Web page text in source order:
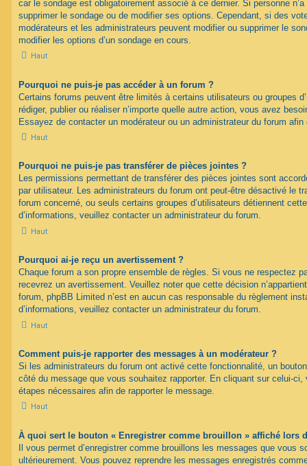
car le sondage est obligatoirement associé à ce dernier. Si personne
supprimer le sondage ou de modifier ses options. Cependant, si des
modérateurs et les administrateurs peuvent modifier ou supprimer le
modifier les options d’un sondage en cours.
Haut
Pourquoi ne puis-je pas accéder à un forum ?
Certains forums peuvent être limités à certains utilisateurs ou groupes
rédiger, publier ou réaliser n’importe quelle autre action, vous avez
Essayez de contacter un modérateur ou un administrateur du forum
Haut
Pourquoi ne puis-je pas transférer de pièces jointes ?
Les permissions permettant de transférer des pièces jointes sont
par utilisateur. Les administrateurs du forum ont peut-être désactivé le
forum concerné, ou seuls certains groupes d’utilisateurs détiennent
d’informations, veuillez contacter un administrateur du forum.
Haut
Pourquoi ai-je reçu un avertissement ?
Chaque forum a son propre ensemble de règles. Si vous ne respectez
recevrez un avertissement. Veuillez noter que cette décision
forum, phpBB Limited n’est en aucun cas responsable du règlement
d’informations, veuillez contacter un administrateur du forum.
Haut
Comment puis-je rapporter des messages à un modérateur ?
Si les administrateurs du forum ont activé cette fonctionnalité, un
côté du message que vous souhaitez rapporter. En cliquant sur celui-
étapes nécessaires afin de rapporter le message.
Haut
À quoi sert le bouton « Enregistrer comme brouillon » affiché lors
Il vous permet d’enregistrer comme brouillons les messages que vous
ultérieurement. Vous pouvez reprendre les messages enregistrés